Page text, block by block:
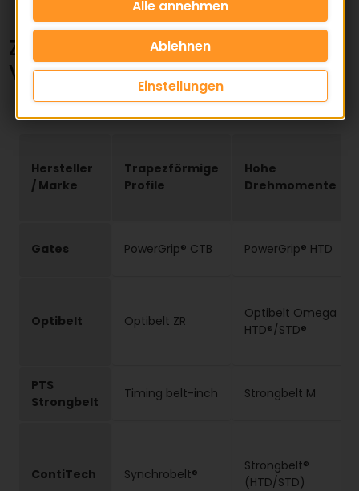
Zahnriemen Hersteller
Vergleichsliste
Hersteller
/ Marke
Trapezförmige
Profile
Hohe
Drehmomente
Gates PowerGrip® CTB PowerGrip® HTD
Optibelt Optibelt ZR
Optibelt Omega
HTD®/STD®
PTS
Strongbelt
Timing belt-inch Strongbelt M
ContiTech Synchrobelt®
Strongbelt®
(HTD/STD)
Einstellungen